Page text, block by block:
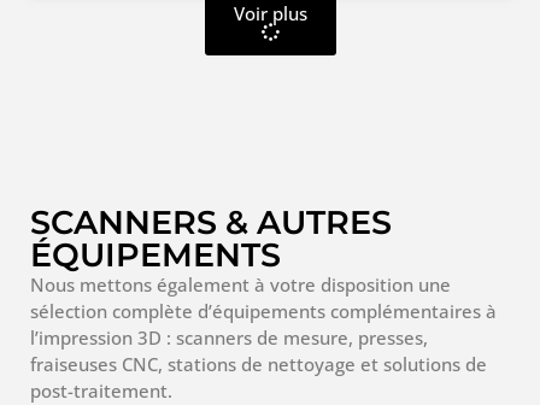
Voir plus
SCANNERS & AUTRES
ÉQUIPEMENTS
Nous mettons également à votre disposition une
sélection complète d’équipements complémentaires à
l’impression 3D : scanners de mesure, presses,
fraiseuses CNC, stations de nettoyage et solutions de
post-traitement.